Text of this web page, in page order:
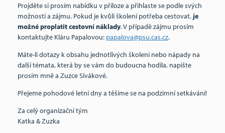
Projděte si prosím nabídku v příloze a přihlaste se podle svých
možností a zájmu. Pokud je kvůli školení potřeba cestovat, je
možné proplatit cestovní náklady. V případě zájmu prosím
kontaktujte Kláru Papalovou: papalova@psu.cas.cz.
Máte-li dotazy k obsahu jednotlivých školení nebo nápady na
další témata, která by se vám do budoucna hodila, napište
prosím mně a Zuzce Sivákové.
Přejeme pohodové letní dny a těšíme se na podzimní setkávání!
Za celý organizační tým
Katka & Zuzka